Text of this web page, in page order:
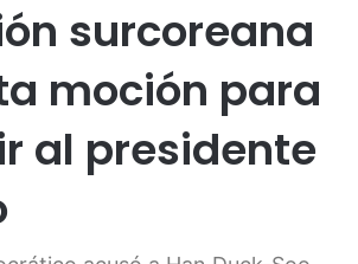
surcoreana
moción para
al presidente